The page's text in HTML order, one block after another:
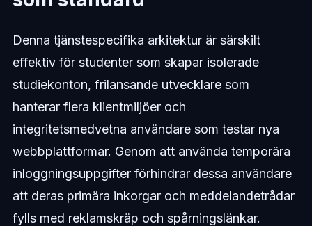
Denna tjänstespecifika arkitektur är särskilt
effektiv för studenter som skapar isolerade
studiekonton, frilansande utvecklare som
hanterar flera klientmiljöer och
integritetsmedvetna användare som testar nya
webbplattformar. Genom att använda temporära
inloggningsuppgifter förhindrar dessa användare
att deras primära inkorgar och meddelandetrådar
fylls med reklamskräp och spårningslänkar.